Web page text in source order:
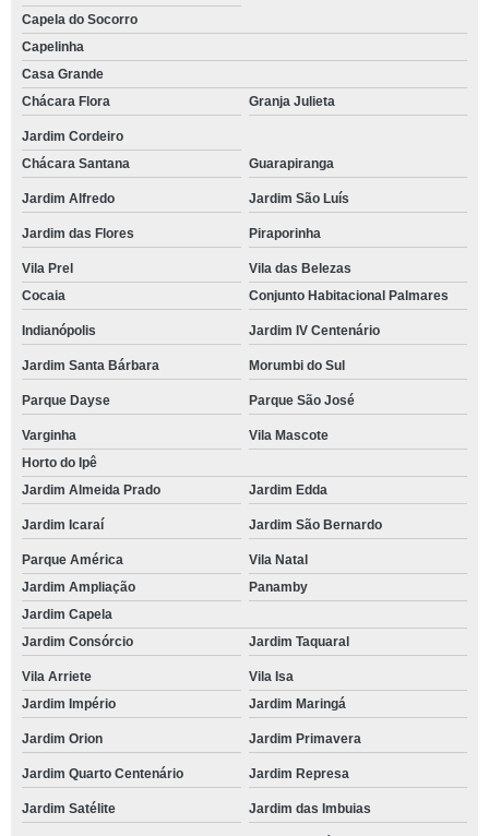
Capela do Socorro
Capelinha
Casa Grande
Chácara Flora
Granja Julieta
Jardim Cordeiro
Chácara Santana
Guarapiranga
Jardim Alfredo Jardim São Luís
Jardim das Flores Piraporinha
Vila Prel
Vila das Belezas
Cocaia
Conjunto Habitacional Palmares
Indianópolis Jardim IV Centenário
Jardim Santa Bárbara Morumbi do Sul
Parque Dayse Parque São José
Varginha
Vila Mascote
Horto do Ipê
Jardim Almeida Prado
Jardim Edda
Jardim Icaraí Jardim São Bernardo
Parque América
Vila Natal
Jardim Ampliação
Panamby
Jardim Capela
Jardim Consórcio
Jardim Taquaral
Vila Arriete
Vila Isa
Jardim Império
Jardim Maringá
Jardim Orion Jardim Primavera
Jardim Quarto Centenário Jardim Represa
Jardim Satélite Jardim das Imbuias